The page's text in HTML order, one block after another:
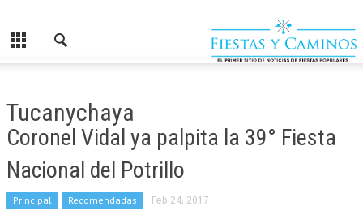
Tucanychaya
Coronel Vidal ya palpita la 39° Fiesta
Nacional del Potrillo
Principal Recomendadas Feb 24, 2017